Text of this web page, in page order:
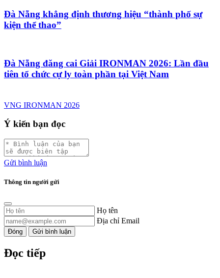
Đà Nẵng khẳng định thương hiệu “thành phố sự
kiện thể thao”
Đà Nẵng đăng cai Giải IRONMAN 2026: Lần đầu
tiên tổ chức cự ly toàn phần tại Việt Nam
VNG IRONMAN 2026
Ý kiến bạn đọc
Gửi bình luận
Thông tin người gửi
Họ tên
Địa chỉ Email
Đóng Gửi bình luận
Đọc tiếp